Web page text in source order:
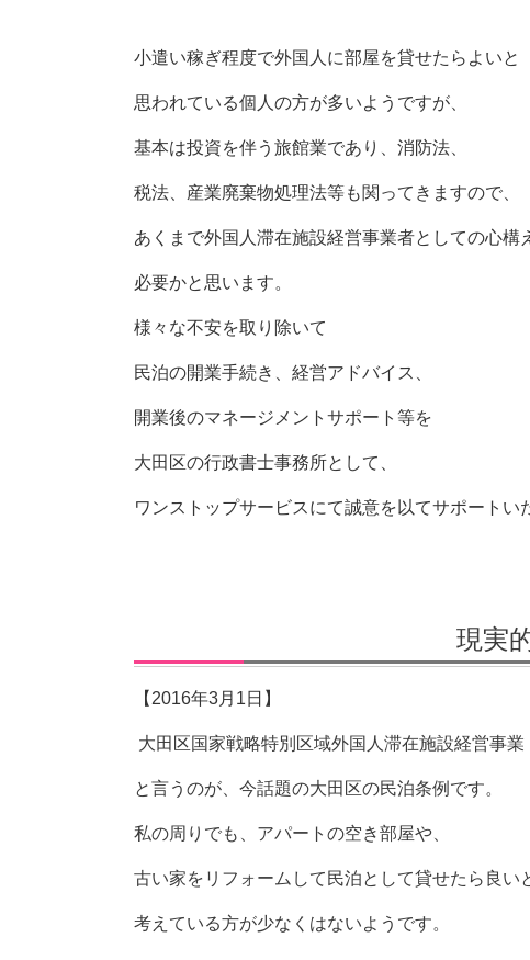
小遣い稼ぎ程度で外国人に部屋を貸せたらよいと
思われている個人の方が多いようですが、
基本は投資を伴う旅館業であり、消防法、
税法、産業廃棄物処理法等も関ってきますので、
あくまで外国人滞在施設経営事業者としての心構
必要かと思います。
様々な不安を取り除いて
民泊の開業手続き、経営アドバイス、
開業後のマネージメントサポート等を
大田区の行政書士事務所として、
ワンストップサービスにて誠意を以てサポートい
現実
【2016年3月1日】
大田区国家戦略特別区域外国人滞在施設経営事業
と言うのが、今話題の大田区の民泊条例です。
私の周りでも、アパートの空き部屋や、
古い家をリフォームして民泊として貸せたら良い
考えている方が少なくはないようです。